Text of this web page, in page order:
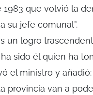
1983 que volvió la
su jefe comunal”.
un logro
ha sido él quien ha
el ministro y
provincia van a